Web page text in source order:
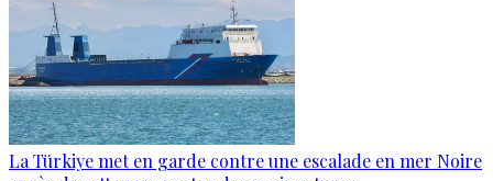
La Türkiye met en garde contre une escalade en mer Noire